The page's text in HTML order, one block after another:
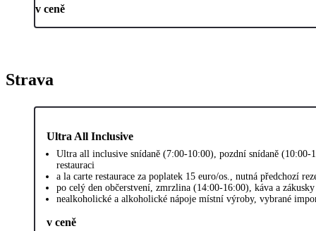
v ceně
Strava
Ultra All Inclusive
Ultra all inclusive snídaně (7:00-10:00), pozdní snídaně
restauraci
a la carte restaurace za poplatek 15 euro/os., nutná předchozí
po celý den občerstvení, zmrzlina (14:00-16:00), káva a
nealkoholické a alkoholické nápoje místní výroby, vybrané
v ceně